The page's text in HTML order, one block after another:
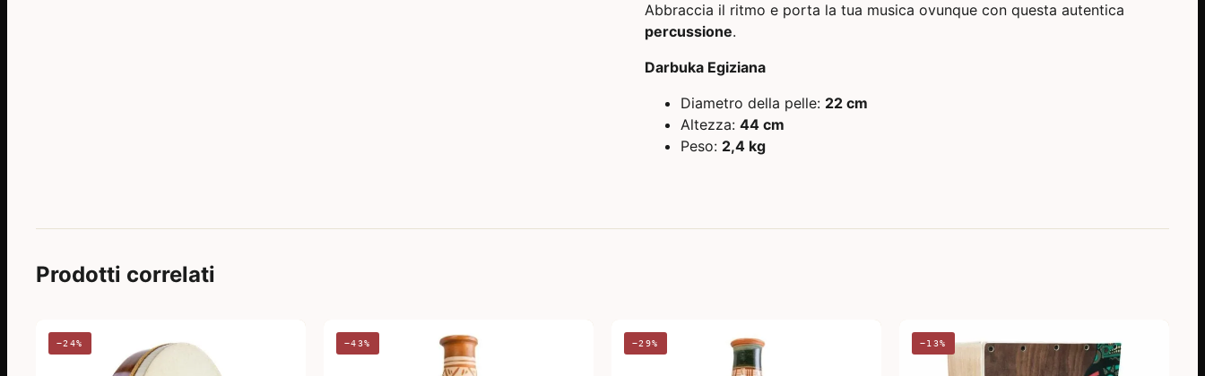
Abbraccia il ritmo e porta la tua musica ovunque con questa autentica
percussione.
Darbuka Egiziana
Diametro della pelle: 22 cm
Altezza: 44 cm
Peso: 2,4 kg
Prodotti correlati
−24% −43% −29% −13%